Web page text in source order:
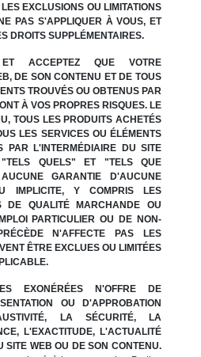
EXCLUSIONS OU LIMITATIONS
PAS S'APPLIQUER À VOUS, ET
DROITS SUPPLÉMENTAIRES.
ACCEPTEZ QUE VOTRE
DE SON CONTENU ET DE TOUS
TROUVÉS OU OBTENUS PAR
À VOS PROPRES RISQUES. LE
TOUS LES PRODUITS ACHETÉS
LES SERVICES OU ÉLÉMENTS
PAR L'INTERMÉDIAIRE DU SITE
QUELS" ET "TELS QUE
GARANTIE D'AUCUNE
IMPLICITE, Y COMPRIS LES
DE QUALITÉ MARCHANDE OU
PARTICULIER OU DE NON-
N'AFFECTE PAS LES
ÊTRE EXCLUES OU LIMITÉES
EXONÉRÉES N'OFFRE DE
OU D'APPROBATION
LA SÉCURITÉ, LA
L'EXACTITUDE, L'ACTUALITÉ
SITE WEB OU DE SON CONTENU.